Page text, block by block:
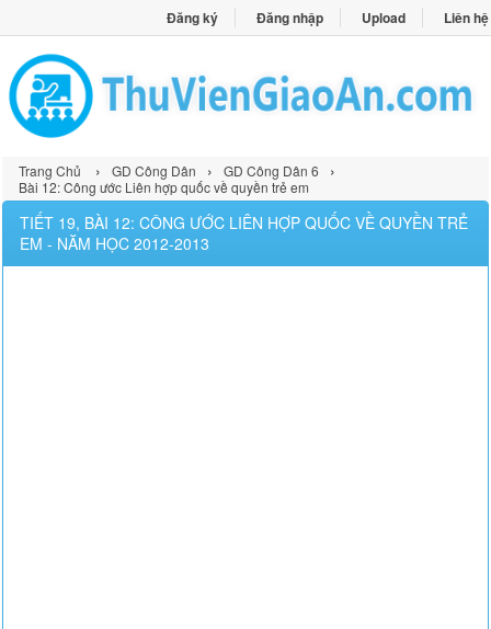
Đăng ký Đăng nhập Upload Liên hệ
Trang Chủ › GD Công Dân › GD Công Dân 6 ›
Bài 12: Công ước Liên hợp quốc về quyền trẻ em
TIẾT 19, BÀI 12: CÔNG ƯỚC LIÊN HỢP QUỐC VỀ QUYỀN TRẺ
EM - NĂM HỌC 2012-2013